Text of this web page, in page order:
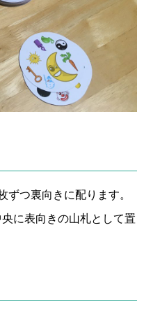
ずつ裏向きに配ります。
に表向きの山札として置